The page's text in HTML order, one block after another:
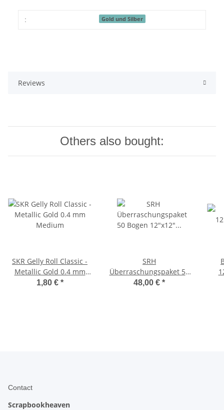
: Gold und Silber
Reviews
Others also bought:
SKR Gelly Roll Classic -
Metallic Gold 0.4 mm
Medium
1,80 € *
SRH
Überraschungspaket 50
Bogen 12"x12"
48,00 € *
Contact
Scrapbookheaven